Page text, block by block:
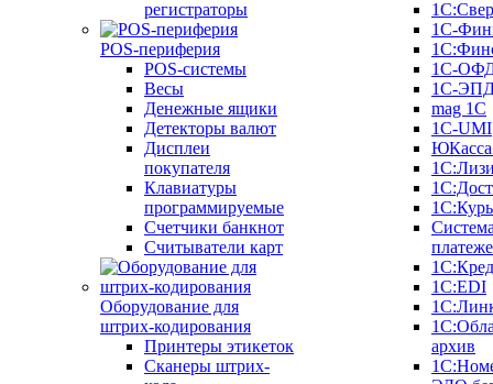
регистраторы
POS-периферия
POS-системы
Весы
Денежные ящики
Детекторы валют
Дисплеи
покупателя
Клавиатуры
программируемые
Счетчики банкнот
Считыватели карт
Оборудование для
штрих-кодирования
Принтеры этикеток
Сканеры штрих-
1С-
1С-
1С-
mag 1C
1C-UMI
1С:EDI
архив